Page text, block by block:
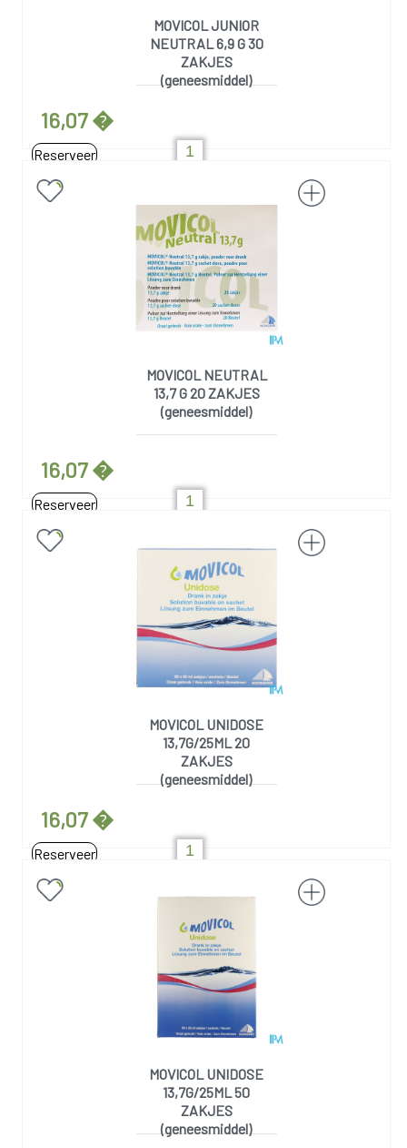
MOVICOL JUNIOR
NEUTRAL 6,9 G 30
ZAKJES
(geneesmiddel)
16,07 �
Reserveer
MOVICOL NEUTRAL
13,7 G 20 ZAKJES
(geneesmiddel)
16,07 �
Reserveer
MOVICOL UNIDOSE
13,7G/25ML 20
ZAKJES
(geneesmiddel)
16,07 �
Reserveer
MOVICOL UNIDOSE
13,7G/25ML 50
ZAKJES
(geneesmiddel)